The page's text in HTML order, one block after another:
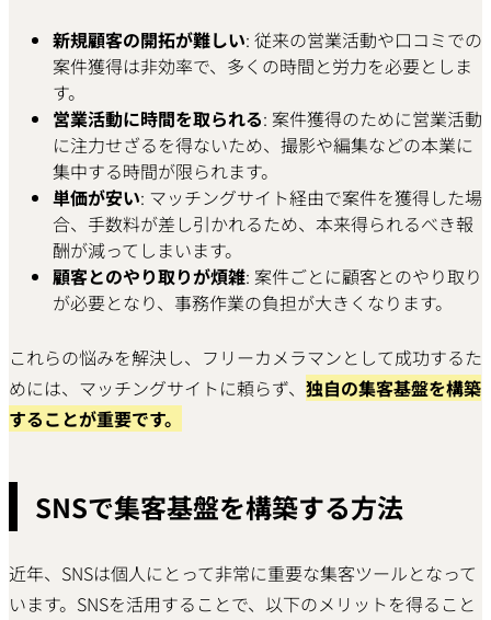
新規顧客の開拓が難しい: 従来の営業活動や口コミでの
案件獲得は非効率で、多くの時間と労力を必要としま
す。
営業活動に時間を取られる: 案件獲得のために営業活動
に注力せざるを得ないため、撮影や編集などの本業に
集中する時間が限られます。
単価が安い: マッチングサイト経由で案件を獲得した場
合、手数料が差し引かれるため、本来得られるべき報
酬が減ってしまいます。
顧客とのやり取りが煩雑: 案件ごとに顧客とのやり取り
が必要となり、事務作業の負担が大きくなります。
これらの悩みを解決し、フリーカメラマンとして成功するた
めには、マッチングサイトに頼らず、 独自の集客基盤を構築
することが重要です。
SNSで集客基盤を構築する方法
近年、SNSは個人にとって非常に重要な集客ツールとなって
います。SNSを活用することで、以下のメリットを得ること